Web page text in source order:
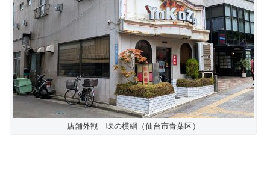
店舗外観｜味の横綱（仙台市青葉区）